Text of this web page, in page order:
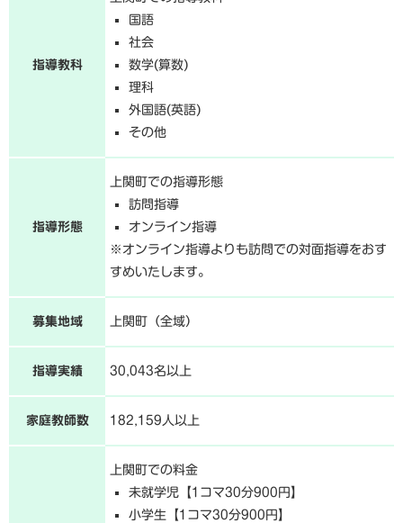
指導教科
国語
社会
数学(算数)
理科
外国語(英語)
その他
指導形態
上関町での指導形態
訪問指導
オンライン指導
※オンライン指導よりも訪問での対面指導をおす
すめいたします。
募集地域 上関町（全域）
指導実績 30,043名以上
家庭教師数 182,159人以上
上関町での料金
未就学児【1コマ30分900円】
小学生【1コマ30分900円】